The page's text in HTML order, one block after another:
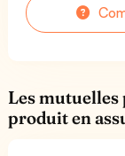
Les mutuelles
produit en